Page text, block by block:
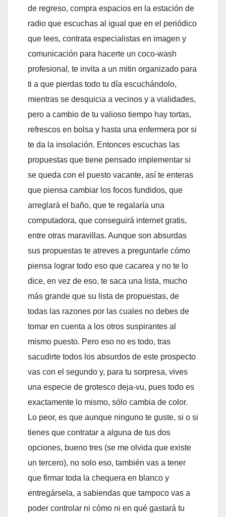
de regreso, compra espacios en la estación de
radio que escuchas al igual que en el periódico
que lees, contrata especialistas en imagen y
comunicación para hacerte un coco-wash
profesional, te invita a un mitin organizado para
ti a que pierdas todo tu día escuchándolo,
mientras se desquicia a vecinos y a vialidades,
pero a cambio de tu valioso tiempo hay tortas,
refrescos en bolsa y hasta una enfermera por si
te da la insolación. Entonces escuchas las
propuestas que tiene pensado implementar si
se queda con el puesto vacante, así te enteras
que piensa cambiar los focos fundidos, que
arreglará el baño, que te regalaría una
computadora, que conseguirá internet gratis,
entre otras maravillas. Aunque son absurdas
sus propuestas te atreves a preguntarle cómo
piensa lograr todo eso que cacarea y no te lo
dice, en vez de eso, te saca una lista, mucho
más grande que su lista de propuestas, de
todas las razones por las cuales no debes de
tomar en cuenta a los otros suspirantes al
mismo puesto. Pero eso no es todo, tras
sacudirte todos los absurdos de este prospecto
vas con el segundo y, para tu sorpresa, vives
una especie de grotesco deja-vu, pues todo es
exactamente lo mismo, sólo cambia de color.
Lo peor, es que aunque ninguno te guste, si o si
tienes que contratar a alguna de tus dos
opciones, bueno tres (se me olvida que existe
un tercero), no solo eso, también vas a tener
que firmar toda la chequera en blanco y
entregársela, a sabiendas que tampoco vas a
poder controlar ni cómo ni en qué gastará tu